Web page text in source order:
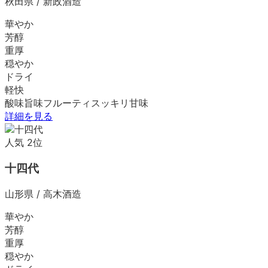
華やか
芳醇
重厚
穏やか
ドライ
軽快
酸味旨味フルーティ スッキリ 甘味
詳細を見る
人気 2位
十四代
山形県 / 高木酒造
華やか
芳醇
重厚
穏やか